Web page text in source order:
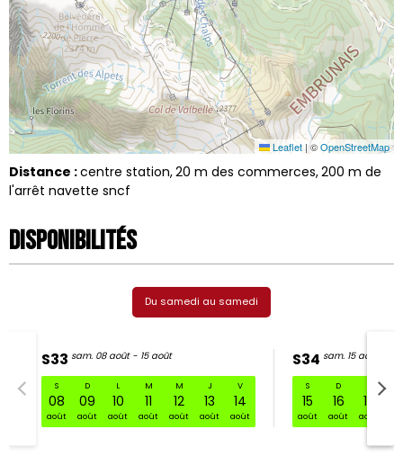
Leaflet |©OpenStreetMap
Distance :centre station 20 m des commerces 200 m de
l'arrêt navette sncf
Disponibilités
Du samedi au samedi
S33 sam. 08 août - 15 août
S
08
août
D
09
août
L
10
août
M
11
août
M
12
août
J
13
août
V
14
août
S34 sam. 15 août -
S
15
août
D
16
août
17
août
S33 sam. 08 août - 15 août